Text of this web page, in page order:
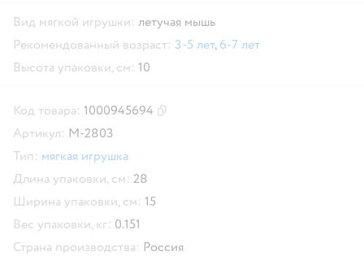
Вид мягкой игрушки: летучая мышь
Рекомендованный возраст: 3-5 лет, 6-7 лет
Высота упаковки, см: 10
Код товара: 1000945694
Артикул: М-2803
Тип: мягкая игрушка
Длина упаковки, см: 28
Ширина упаковки, см: 15
Вес упаковки, кг: 0.151
Страна производства: Россия